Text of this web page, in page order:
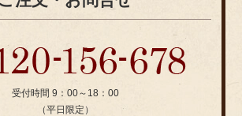
受付時間 9：00～18：00
（平日限定）